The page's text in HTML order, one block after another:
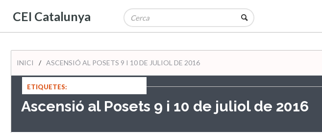
CEI Catalunya
INICI / ASCENSIÓ AL POSETS 9 I 10 DE JULIOL DE 2016
ETIQUETES:
Ascensió al Posets 9 i 10 de juliol de 2016